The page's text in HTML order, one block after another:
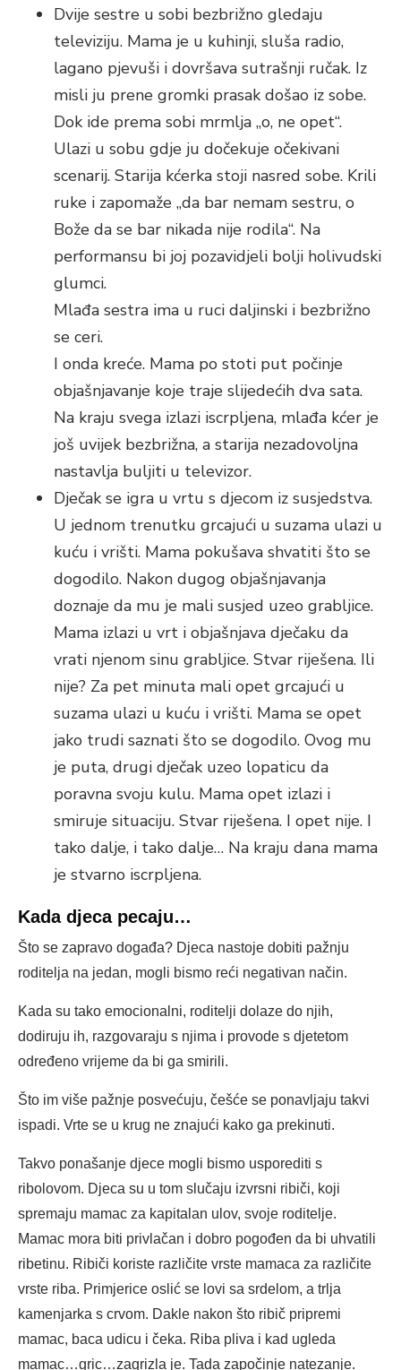
Dvije sestre u sobi bezbrižno gledaju
televiziju. Mama je u kuhinji, sluša radio,
lagano pjevuši i dovršava sutrašnji ručak. Iz
misli ju prene gromki prasak došao iz sobe.
Dok ide prema sobi mrmlja „o, ne opet“.
Ulazi u sobu gdje ju dočekuje očekivani
scenarij. Starija kćerka stoji nasred sobe. Krili
ruke i zapomaže „da bar nemam sestru, o
Bože da se bar nikada nije rodila“. Na
performansu bi joj pozavidjeli bolji holivudski
glumci.
Mlađa sestra ima u ruci daljinski i bezbrižno
se ceri.
I onda kreće. Mama po stoti put počinje
objašnjavanje koje traje slijedećih dva sata.
Na kraju svega izlazi iscrpljena, mlađa kćer je
još uvijek bezbrižna, a starija nezadovoljna
nastavlja buljiti u televizor.
Dječak se igra u vrtu s djecom iz susjedstva.
U jednom trenutku grcajući u suzama ulazi u
kuću i vrišti. Mama pokušava shvatiti što se
dogodilo. Nakon dugog objašnjavanja
doznaje da mu je mali susjed uzeo grabljice.
Mama izlazi u vrt i objašnjava dječaku da
vrati njenom sinu grabljice. Stvar riješena. Ili
nije? Za pet minuta mali opet grcajući u
suzama ulazi u kuću i vrišti. Mama se opet
jako trudi saznati što se dogodilo. Ovog mu
je puta, drugi dječak uzeo lopaticu da
poravna svoju kulu. Mama opet izlazi i
smiruje situaciju. Stvar riješena. I opet nije. I
tako dalje, i tako dalje… Na kraju dana mama
je stvarno iscrpljena.
Kada djeca pecaju…
Što se zapravo događa? Djeca nastoje dobiti pažnju
roditelja na jedan, mogli bismo reći negativan način.
Kada su tako emocionalni, roditelji dolaze do njih,
dodiruju ih, razgovaraju s njima i provode s djetetom
određeno vrijeme da bi ga smirili.
Što im više pažnje posvećuju, češće se ponavljaju takvi
ispadi. Vrte se u krug ne znajući kako ga prekinuti.
Takvo ponašanje djece mogli bismo usporediti s
ribolovom. Djeca su u tom slučaju izvrsni ribiči, koji
spremaju mamac za kapitalan ulov, svoje roditelje.
Mamac mora biti privlačan i dobro pogođen da bi uhvatili
ribetinu. Ribiči koriste različite vrste mamaca za različite
vrste riba. Primjerice oslić se lovi sa srdelom, a trlja
kamenjarka s crvom. Dakle nakon što ribič pripremi
mamac, baca udicu i čeka. Riba pliva i kad ugleda
mamac…gric…zagrizla je. Tada započinje natezanje.